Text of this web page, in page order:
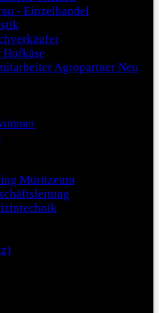
- Einzelhandel
Agropartner Neu
Müritzeum